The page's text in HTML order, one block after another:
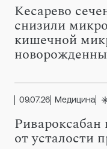
Кесарево
снизили
кишечной
09.07.26 Медицина
от усталости